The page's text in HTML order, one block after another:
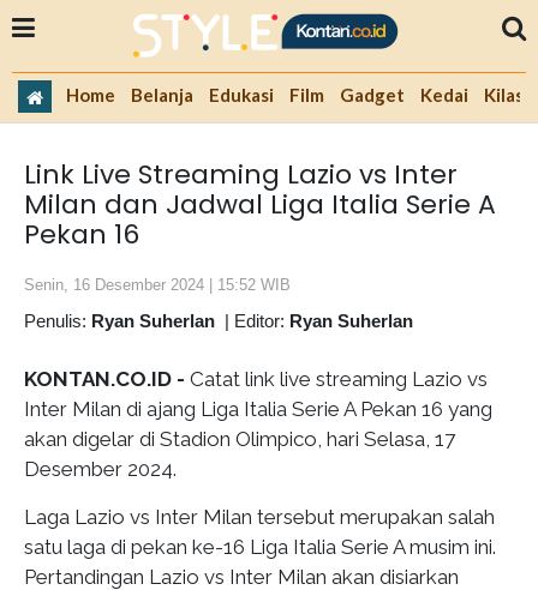
Home Belanja Edukasi Film Gadget Kedai Kilas
Link Live Streaming Lazio vs Inter
Milan dan Jadwal Liga Italia Serie A
Pekan 16
Senin, 16 Desember 2024 | 15:52 WIB
Penulis: Ryan Suherlan | Editor: Ryan Suherlan
KONTAN.CO.ID - Catat link live streaming Lazio vs
Inter Milan di ajang Liga Italia Serie A Pekan 16 yang
akan digelar di Stadion Olimpico, hari Selasa, 17
Desember 2024.
Laga Lazio vs Inter Milan tersebut merupakan salah
satu laga di pekan ke-16 Liga Italia Serie A musim ini.
Pertandingan Lazio vs Inter Milan akan disiarkan